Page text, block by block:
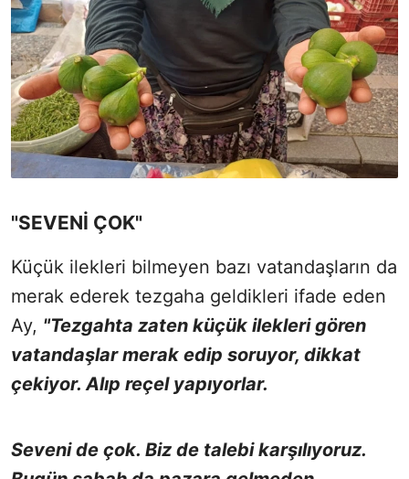
"SEVENİ ÇOK"
Küçük ilekleri bilmeyen bazı vatandaşların da
merak ederek tezgaha geldikleri ifade eden
Ay, "Tezgahta zaten küçük ilekleri gören
vatandaşlar merak edip soruyor, dikkat
çekiyor. Alıp reçel yapıyorlar.
Seveni de çok. Biz de talebi karşılıyoruz.